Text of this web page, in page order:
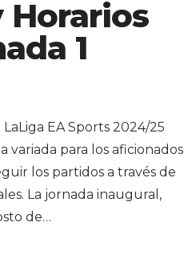
Horarios
1
EA Sports 2024/25
variada para los aficionados
los partidos a través de
La jornada inaugural,
de…